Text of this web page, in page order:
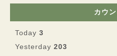
カウ
Today 3
Yesterday 203